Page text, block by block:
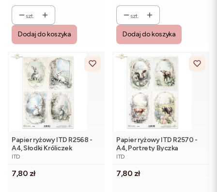
szt.
Dodaj do koszyka
szt.
Dodaj do koszyka
Papier ryżowy ITD R2568 -
A4, Słodki Króliczek
PRODUCENT
ITD
Cena
7,80 zł
Papier ryżowy ITD R2570 -
A4, Portrety Byczka
PRODUCENT
ITD
Cena
7,80 zł